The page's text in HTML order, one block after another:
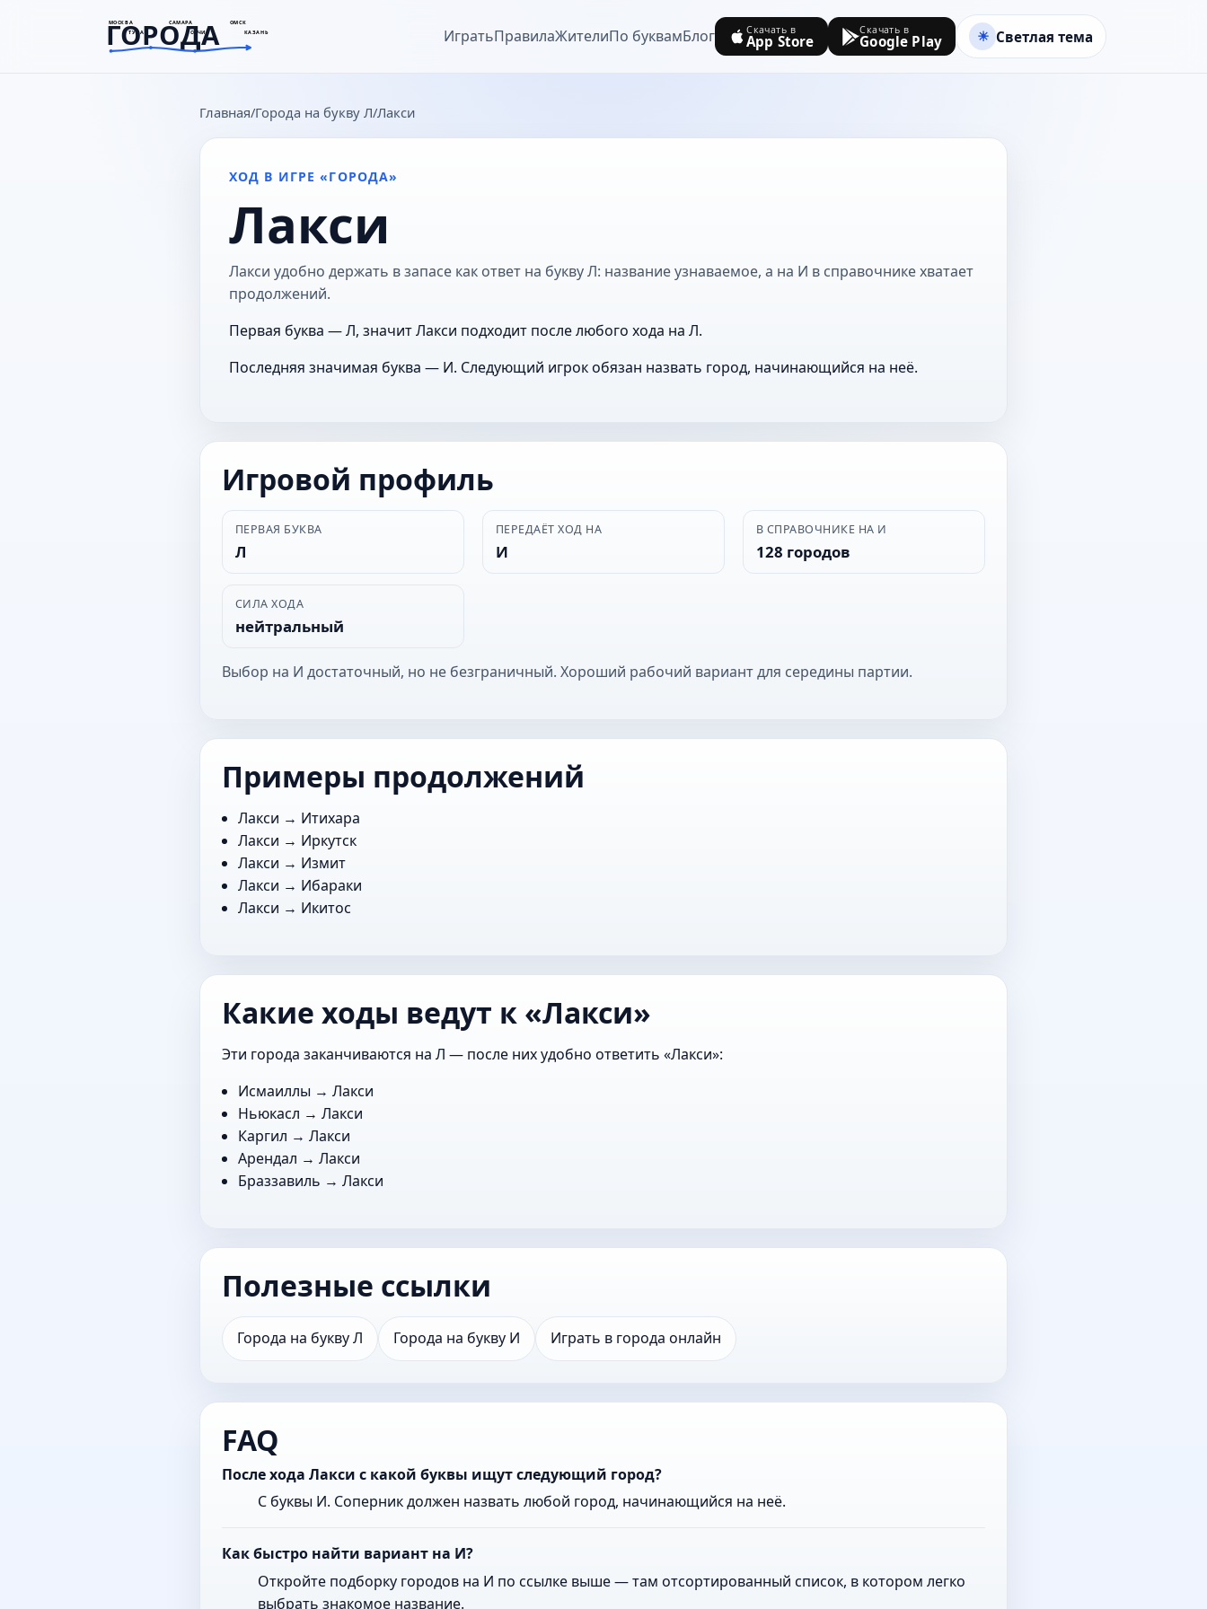
МОСКВА САМАРА ОМСК
ТУЛА СОЧИ КАЗАНЬ
ГОРОДА
goroda-na.ru ИгратьПравилаЖителиПо буквамБлог Скачать в
App Store
Скачать в
Google Play Светлая тема
Главная Города на букву Л Лакси
ХОД В ИГРЕ «ГОРОДА»
Лакси
Лакси удобно держать в запасе как ответ на букву Л: название узнаваемое, а на И в справочнике хватает
продолжений.
Первая буква — Л, значит Лакси подходит после любого хода на Л.
Последняя значимая буква — И. Следующий игрок обязан назвать город, начинающийся на неё.
Игровой профиль
ПЕРВАЯ БУКВА
Л
ПЕРЕДАЁТ ХОД НА
И
В СПРАВОЧНИКЕ НА И
128 городов
СИЛА ХОДА
нейтральный
Выбор на И достаточный, но не безграничный. Хороший рабочий вариант для середины партии.
Примеры продолжений
Лакси → Итихара
Лакси → Иркутск
Лакси → Измит
Лакси → Ибараки
Лакси → Икитос
Какие ходы ведут к «Лакси»
Эти города заканчиваются на Л — после них удобно ответить «Лакси»:
Исмаиллы → Лакси
Ньюкасл → Лакси
Каргил → Лакси
Арендал → Лакси
Браззавиль → Лакси
Полезные ссылки
Города на букву Л Города на букву И Играть в города онлайн
FAQ
После хода Лакси с какой буквы ищут следующий город?
С буквы И. Соперник должен назвать любой город, начинающийся на неё.
Как быстро найти вариант на И?
Откройте подборку городов на И по ссылке выше — там отсортированный список, в котором легко
выбрать знакомое название.